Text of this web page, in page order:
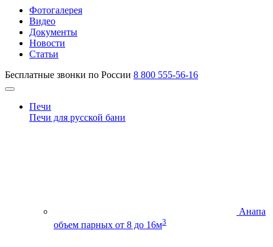
Фотогалерея
Видео
Документы
Новости
Статьи
Бесплатные звонки по России 8 800 555-56-16
Печи
Печи для русской бани
Анапа
объем парных от 8 до 16м3